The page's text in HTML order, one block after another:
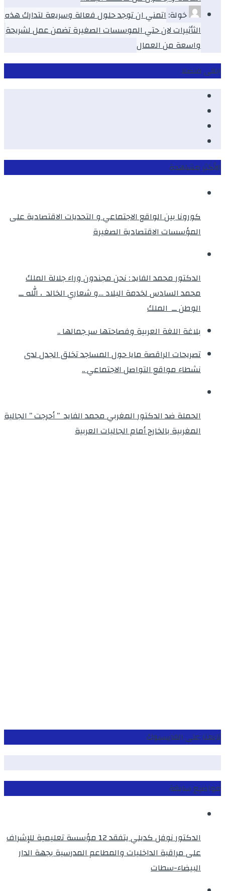
خولة:اتمني ان توجد حلول فعالة وسريعة لتدارك هذه
الثأثيرات لان حتي الموسسات الصغيرة تضمن عمل لشريحة
واسعة من العمال
ابقى متصلا
الأكثر مشاهدة
كورونا بين الواقع الاجتماعي و التحديات الاقتصادية على
المؤسسات الاقتصادية الصغيرة
الدكتور محمد الفايد : نحن مجندون وراء جلالة الملك
محمد السادس لخدمة البلاد …و شعاري الخالد ، الله ــ
الوطن ــ الملك
بلاغة اللغة العربية وفصاحتها سر جمالها ..
تصريحات الراقصة مايا حول المساجد تخلق الجدل لدى
نشطاء مواقع التواصل الاجتماعي ..
الحملة ضد الدكتور المغربي محمد الفايد ” أحرجت ” الجالية
المغربية بالخارج أمام الجاليات العربية
تابعنا على الفايسبوك
مواضيع سابقة
الدكتور نوفل كديلي يتفقد 12 مؤسسة تعليمية للإشراف
على مراقبة الداخليات والمطاعم المدرسية بجهة الدار
البيضاء-سطات